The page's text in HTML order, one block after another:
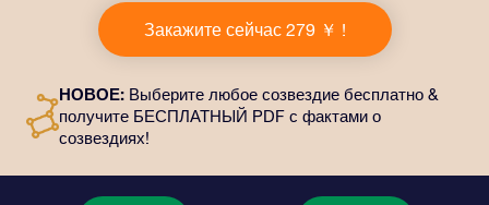
заблестели с нашим подарочным набором OSR! В
него входит красивый конверт и
персонализированные документы, которые будут
цифровые материалы и возможность бесплатно
пользоваться нашими приложениями. Это
волшебный и вечный подарок друзьям и любимым.
Закажите сейчас 279 ￥ !
НОВОЕ: Выберите любое созвездие бесплатно &
получите БЕСПЛАТНЫЙ PDF с фактами о
созвездиях!